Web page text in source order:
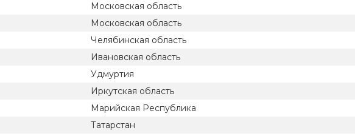
Московская область
Московская область
Челябинская область
Ивановская область
Удмуртия
Иркутская область
Марийская Республика
Татарстан